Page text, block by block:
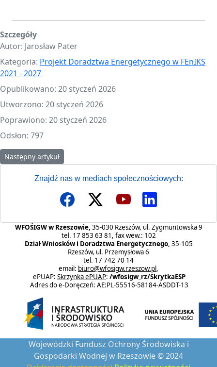
Szczegóły
Autor: Jarosław Pater
Kategoria: Projekt Doradztwa Energetycznego w FEnIKS
2021 - 2027
Opublikowano: 20 styczeń 2026
Utworzono: 20 styczeń 2026
Poprawiono: 20 styczeń 2026
Odsłon: 797
Następny artykuł: Zgłaszanie nieprawidłowości i nadużyć FEnIKS
Następny artykuł
Znajdź nas w mediach społecznościowych:
WFOŚIGW w Rzeszowie, 35-030 Rzeszów, ul. Zygmuntowska 9
tel. 17 853 63 81, fax wew.: 102
Dział Wniosków i Doradztwa Energetycznego, 35-105
Rzeszów, ul. Przemysłowa 6
tel. 17 742 70 14
email: biuro@wfosigw.rzeszow.pl,
ePUAP: Skrzynka ePUAP: /wfosigw_rz/SkrytkaESP
Adres do e-Doręczeń: AE:PL-55516-58184-ASDDT-13
Wojewódzki Fundusz Ochrony Środowiska i
Gospodarki Wodnej w Rzeszowie © 2024